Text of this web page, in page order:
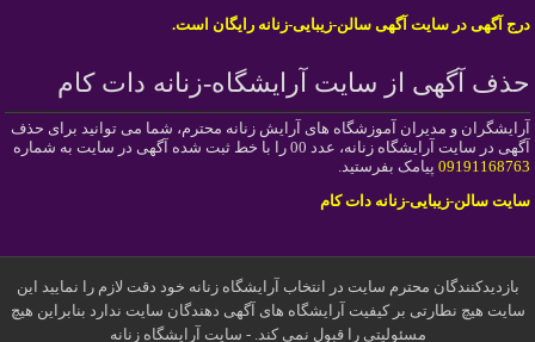
درج آگهی در سایت آگهی سالن-زیبایی-زنانه رایگان است.
حذف آگهی از سایت آرایشگاه-زنانه دات کام
آرایشگران و مدیران آموزشگاه های آرایش زنانه محترم، شما می توانید برای حذف
آگهی در سایت آرایشگاه زنانه، عدد 00 را با خط ثبت شده آگهی در سایت به شماره
09191168763 پیامک بفرستید.
سایت سالن-زیبایی-زنانه دات کام
بازدیدکنندگان محترم سایت در انتخاب آرایشگاه زنانه خود دقت لازم را نمایید این
سایت هیچ نطارتی بر کیفیت آرایشگاه های آگهی دهندگان سایت ندارد بنابراین هیچ
مسئولیتی را قبول نمی کند. - سایت آرایشگاه زنانه